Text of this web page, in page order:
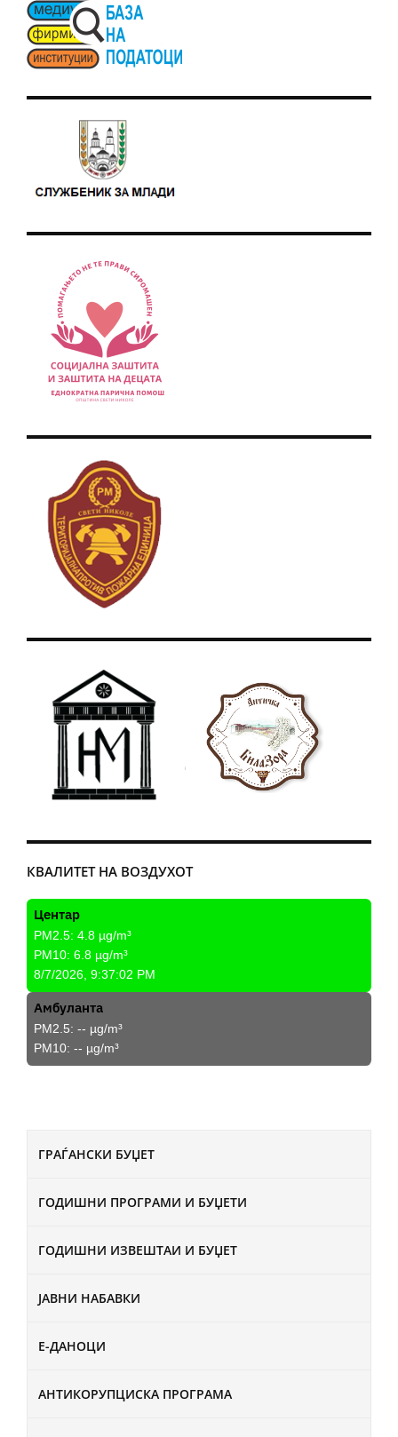
ГРАЃАНСКИ БУЏЕТ
ГОДИШНИ ПРОГРАМИ И БУЏЕТИ
ГОДИШНИ ИЗВЕШТАИ И БУЏЕТ
ЈАВНИ НАБАВКИ
Е-ДАНОЦИ
АНТИКОРУПЦИСКА ПРОГРАМА
КВАЛИТЕТ НА ВОЗДУХОТ
Центар
PM2.5: 4.8 µg/m³
PM10: 6.8 µg/m³
8/7/2026, 9:37:02 PM
Амбуланта
PM2.5: -- µg/m³
PM10: -- µg/m³